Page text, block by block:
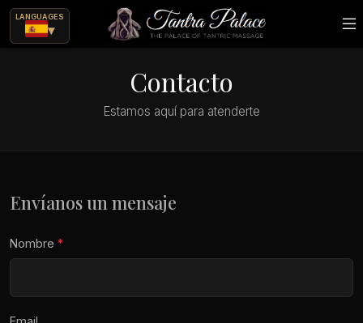
LANGUAGES
▾
Contacto
Estamos aquí para atenderte
Envíanos un mensaje
Nombre *